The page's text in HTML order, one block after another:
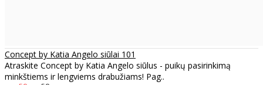
Concept by Katia Angelo siūlai 101
Atraskite Concept by Katia Angelo siūlus - puikų pasirinkimą
minkštiems ir lengviems drabužiams! Pag..